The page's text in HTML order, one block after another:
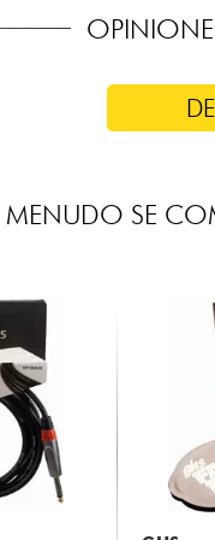
MENUDO SE